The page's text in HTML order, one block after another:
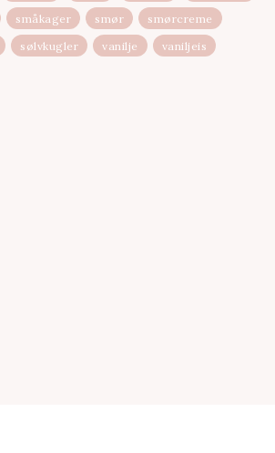
småkager smør
smørcreme
sølvkugler vanilje vaniljeis